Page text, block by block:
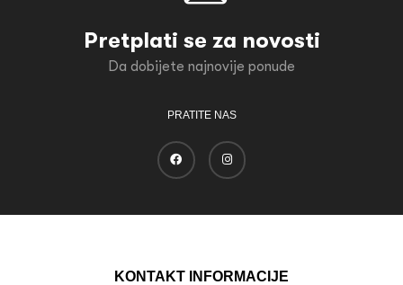
Pretplati se za novosti
Da dobijete najnovije ponude
PRATITE NAS
KONTAKT INFORMACIJE